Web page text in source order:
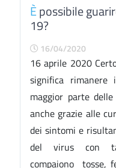
Èpossibile
19?
16/04/2020
16 aprile 2020
significa
maggior parte
anche grazie alle
dei sintomi e
del virus con
compaiono tosse,